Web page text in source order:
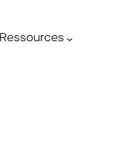
Ressources